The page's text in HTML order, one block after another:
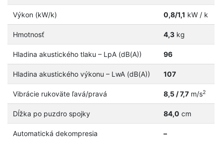
Výkon (kW/k) 0,8/1,1 kW / k
Hmotnosť 4,3kg
Hladina akustického tlaku – LpA (dB(A)) 96
Hladina akustického výkonu – LwA (dB(A)) 107
Vibrácie rukoväte ľavá/pravá 8,5 / 7,7m/s2
Dĺžka po puzdro spojky 84,0 cm
Automatická dekompresia –